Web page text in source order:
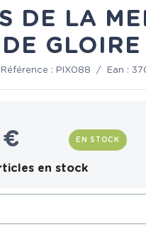
DE LA
GLOIRE
Référence : PIX088 / Ean :
EN STOCK
en stock